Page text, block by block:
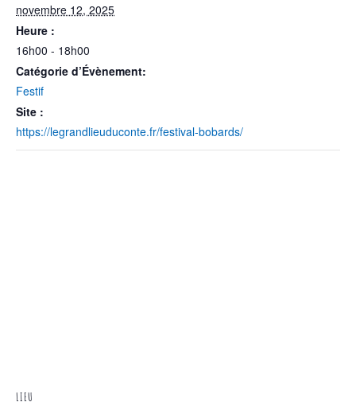
novembre 12, 2025
Heure :
16h00 - 18h00
Catégorie d’Évènement:
Festif
Site :
https://legrandlieuduconte.fr/festival-bobards/
LIEU